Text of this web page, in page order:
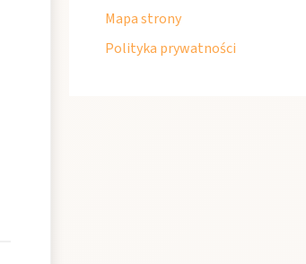
Mapa strony
Polityka prywatności